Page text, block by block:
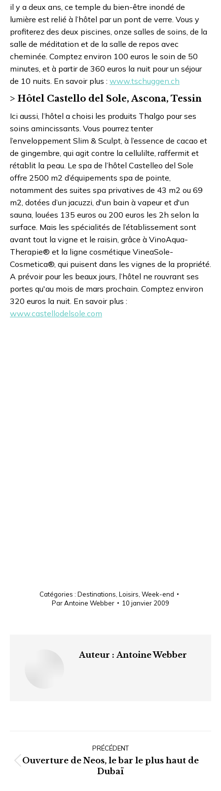
il y a deux ans, ce temple du bien-être inondé de
lumière est relié à l’hôtel par un pont de verre. Vous y
profiterez des deux piscines, onze salles de soins, de la
salle de méditation et de la salle de repos avec
cheminée. Comptez environ 100 euros le soin de 50
minutes, et à partir de 360 euros la nuit pour un séjour
de 10 nuits. En savoir plus : www.tschuggen.ch
> Hôtel Castello del Sole, Ascona, Tessin
Ici aussi, l’hôtel a choisi les produits Thalgo pour ses
soins amincissants. Vous pourrez tenter
l’enveloppement Slim & Sculpt, à l’essence de cacao et
de gingembre, qui agit contre la cellulilte, raffermit et
rétablit la peau. Le spa de l’hôtel Castelleo del Sole
offre 2500 m2 d’équipements spa de pointe,
notamment des suites spa privatives de 43 m2 ou 69
m2, dotées d’un jacuzzi, d'un bain à vapeur et d'un
sauna, louées 135 euros ou 200 euros les 2h selon la
surface. Mais les spécialités de l’établissement sont
avant tout la vigne et le raisin, grâce à VinoAqua-
Therapie® et la ligne cosmétique VineaSole-
Cosmetica®, qui puisent dans les vignes de la propriété.
A prévoir pour les beaux jours, l’hôtel ne rouvrant ses
portes qu'au mois de mars prochain. Comptez environ
320 euros la nuit. En savoir plus :
www.castellodelsole.com
Catégories : Destinations Loisirs Week-end
ParAntoine Webber 10 janvier 2009
Auteur : Antoine Webber
PRÉCÉDENT
Article
Ouverture de Neos, le bar le plus haut de
Dubaï